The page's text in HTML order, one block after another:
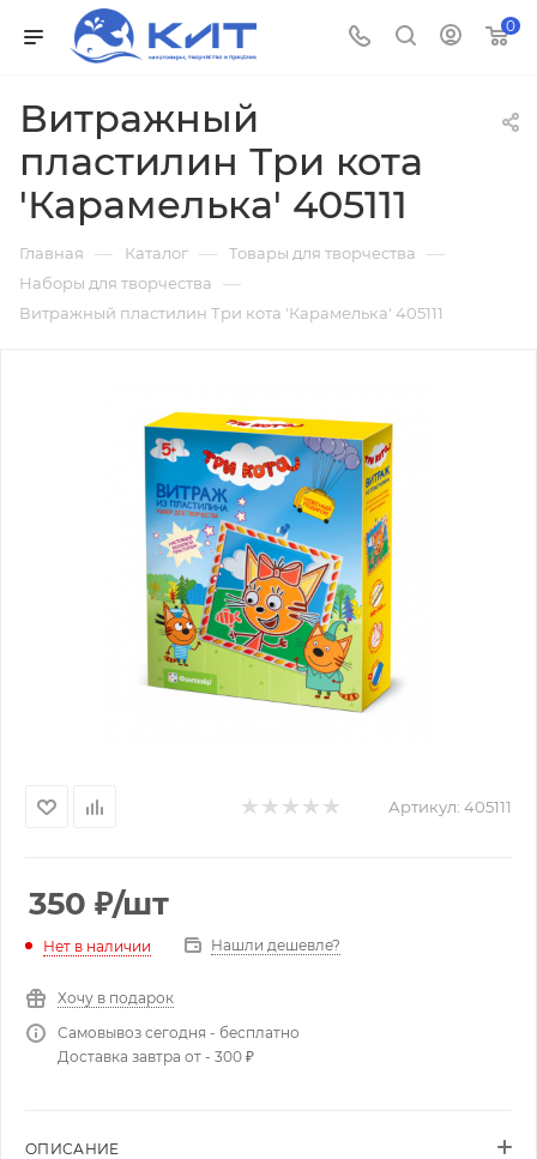
0
Витражный
пластилин Три кота
'Карамелька' 405111
Главная — Каталог — Товары для творчества —
Наборы для творчества —
Витражный пластилин Три кота 'Карамелька' 405111
Артикул: 405111
350 ₽/шт
Нет в наличии Нашли дешевле?
Хочу в подарок
Самовывоз сегодня - бесплатно
Доставка завтра от - 300 ₽
ОПИСАНИЕ